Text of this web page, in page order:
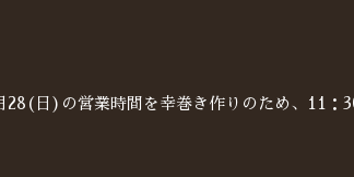
28(日)の営業時間を幸巻き作りのため、11：